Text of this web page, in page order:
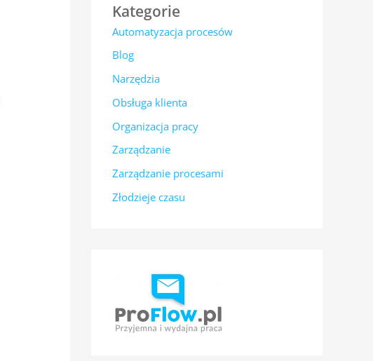
Kategorie
Automatyzacja procesów
Blog
Narzędzia
Obsługa klienta
Organizacja pracy
Zarządzanie
Zarządzanie procesami
Złodzieje czasu